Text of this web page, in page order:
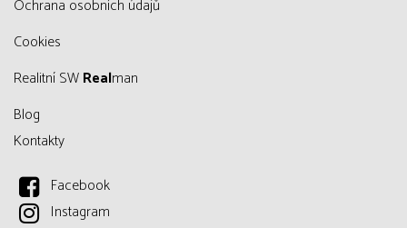
Ochrana osobních údajů
Cookies
Realitní SWRealman
Blog
Kontakty
Facebook
Instagram